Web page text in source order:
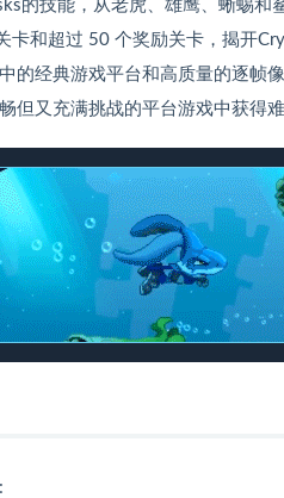
的技能，从老虎、雄鹰、蜥蜴和
卡和超过 50 个奖励关卡，揭开
的经典游戏平台和高质量的逐帧
但又充满挑战的平台游戏中获得难